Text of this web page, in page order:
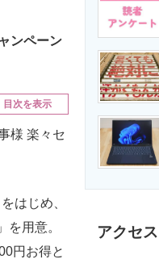
エネルギーの専門メディア
ンペーン
目次を表示
様 楽々セ
はじめ、
用意。
円お得と
アクセ